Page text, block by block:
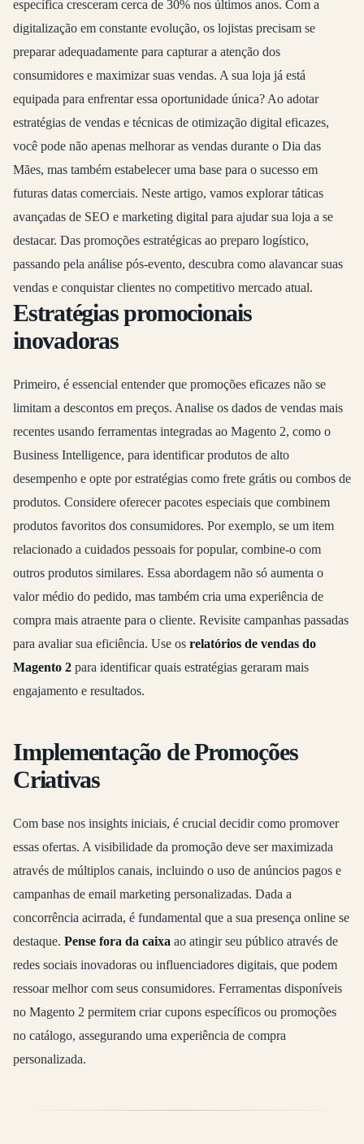
específica cresceram cerca de 30% nos últimos anos. Com a
digitalização em constante evolução, os lojistas precisam se
preparar adequadamente para capturar a atenção dos
consumidores e maximizar suas vendas. A sua loja já está
equipada para enfrentar essa oportunidade única? Ao adotar
estratégias de vendas e técnicas de otimização digital eficazes,
você pode não apenas melhorar as vendas durante o Dia das
Mães, mas também estabelecer uma base para o sucesso em
futuras datas comerciais. Neste artigo, vamos explorar táticas
avançadas de SEO e marketing digital para ajudar sua loja a se
destacar. Das promoções estratégicas ao preparo logístico,
passando pela análise pós-evento, descubra como alavancar suas
vendas e conquistar clientes no competitivo mercado atual.
Estratégias promocionais
inovadoras
Primeiro, é essencial entender que promoções eficazes não se
limitam a descontos em preços. Analise os dados de vendas mais
recentes usando ferramentas integradas ao Magento 2, como o
Business Intelligence, para identificar produtos de alto
desempenho e opte por estratégias como frete grátis ou combos de
produtos. Considere oferecer pacotes especiais que combinem
produtos favoritos dos consumidores. Por exemplo, se um item
relacionado a cuidados pessoais for popular, combine-o com
outros produtos similares. Essa abordagem não só aumenta o
valor médio do pedido, mas também cria uma experiência de
compra mais atraente para o cliente. Revisite campanhas passadas
para avaliar sua eficiência. Use os relatórios de vendas do
Magento 2 para identificar quais estratégias geraram mais
engajamento e resultados.
Implementação de Promoções
Criativas
Com base nos insights iniciais, é crucial decidir como promover
essas ofertas. A visibilidade da promoção deve ser maximizada
através de múltiplos canais, incluindo o uso de anúncios pagos e
campanhas de email marketing personalizadas. Dada a
concorrência acirrada, é fundamental que a sua presença online se
destaque. Pense fora da caixa ao atingir seu público através de
redes sociais inovadoras ou influenciadores digitais, que podem
ressoar melhor com seus consumidores. Ferramentas disponíveis
no Magento 2 permitem criar cupons específicos ou promoções
no catálogo, assegurando uma experiência de compra
personalizada.